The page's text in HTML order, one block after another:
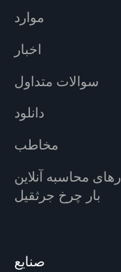
موارد
اخبار
سوالات متداول
دانلود
مخاطب
محاسبه آنلاین
بار چرخ جرثقیل
صنایع